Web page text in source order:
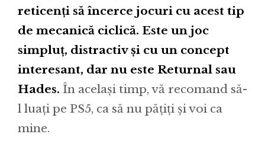
reticenți să încerce jocuri cu acest tip
de mecanică ciclică. Este un joc
simpluț, distractiv și cu un concept
interesant, dar nu este Returnal sau
Hades. În același timp, vă recomand să-
l luați pe PS5, ca să nu pățiți și voi ca
mine.